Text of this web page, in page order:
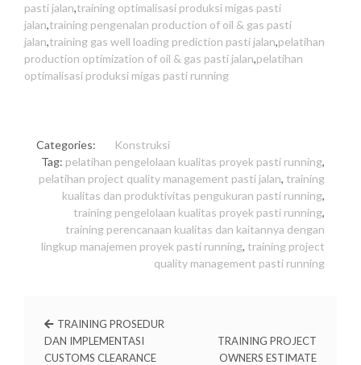
pasti jalan,training optimalisasi produksi migas pasti
jalan,training pengenalan production of oil & gas pasti
jalan,training gas well loading prediction pasti jalan,pelatihan
production optimization of oil & gas pasti jalan,pelatihan
optimalisasi produksi migas pasti running
Categories:
Konstruksi
Tag: pelatihan pengelolaan kualitas proyek pasti running,
pelatihan project quality management pasti jalan, training
kualitas dan produktivitas pengukuran pasti running,
training pengelolaan kualitas proyek pasti running,
training perencanaan kualitas dan kaitannya dengan
lingkup manajemen proyek pasti running, training project
quality management pasti running
TRAINING PROSEDUR
DAN IMPLEMENTASI
CUSTOMS CLEARANCE
TRAINING PROJECT
OWNERS ESTIMATE